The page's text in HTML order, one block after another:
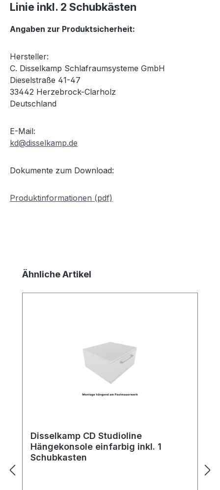
Linie inkl. 2 Schubkästen
Angaben zur Produktsicherheit:
Hersteller:
C. Disselkamp Schlafraumsysteme GmbH
Dieselstraße 41-47
33442 Herzebrock-Clarholz
Deutschland
E-Mail:
kd@disselkamp.de
Dokumente zum Download:
Produktinformationen (pdf)
Produktgalerie überspringen
Ähnliche Artikel
Disselkamp CD Studioline
Hängekonsole einfarbig inkl. 1
Schubkasten